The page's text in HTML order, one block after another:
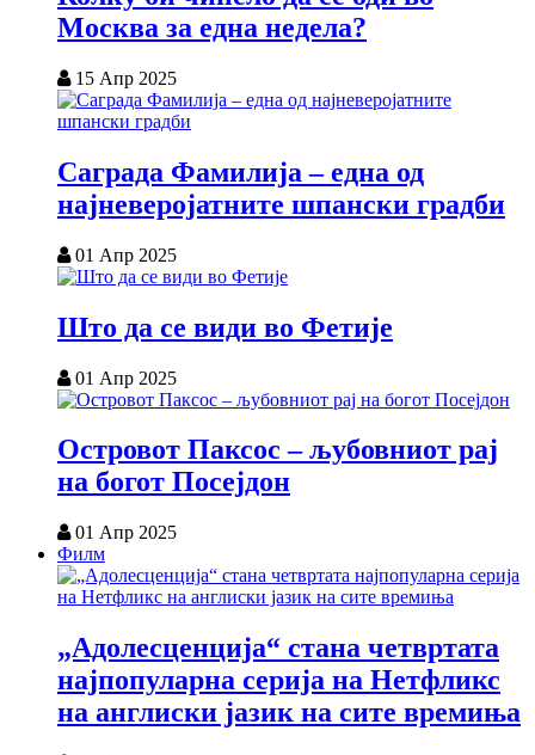
Москва за една недела?
15 Апр 2025
Саграда Фамилија – една од
најневеројатните шпански градби
01 Апр 2025
Што да се види во Фетије
01 Апр 2025
Островот Паксос – љубовниот рај
на богот Посејдон
01 Апр 2025
Филм
„Адолесценција“ стана четвртата
најпопуларна серија на Нетфликс
на англиски јазик на сите времиња